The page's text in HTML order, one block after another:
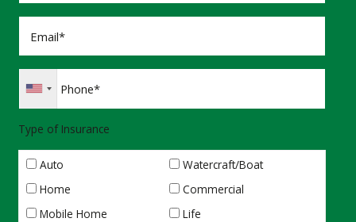
Type of Insurance
Auto
Home
Mobile Home
Watercraft/Boat
Commercial
Life